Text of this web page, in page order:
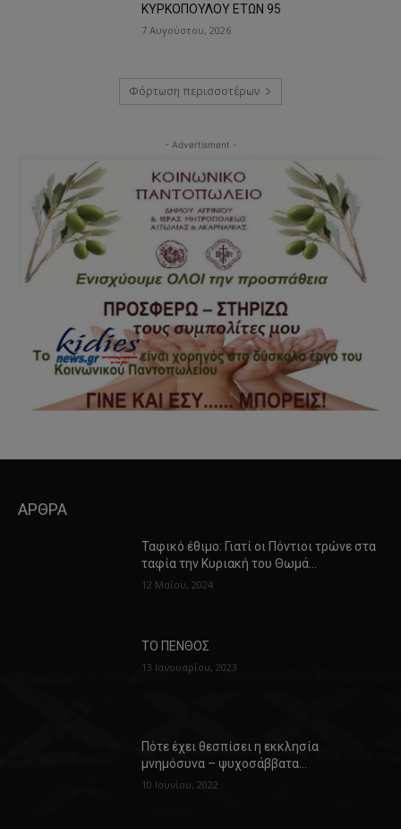
ΚΥΡΚΟΠΟΥΛΟΥ ΕΤΩΝ 95
7 Αυγούστου, 2026
Φόρτωση περισσοτέρων
- Advertisment -
ΑΡΘΡΑ
Ταφικό έθιμο: Γιατί οι Πόντιοι τρώνε στα
ταφία την Κυριακή του Θωμά…
12 Μαΐου, 2024
ΤΟ ΠΕΝΘΟΣ
13 Ιανουαρίου, 2023
Πότε έχει θεσπίσει η εκκλησία
μνημόσυνα – ψυχοσάββατα…
10 Ιουνίου, 2022